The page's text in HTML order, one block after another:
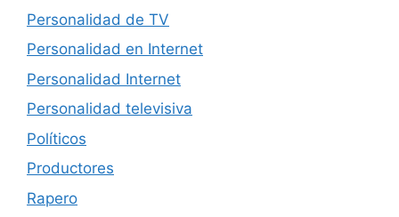
Personalidad de TV
Personalidad en Internet
Personalidad Internet
Personalidad televisiva
Políticos
Productores
Rapero